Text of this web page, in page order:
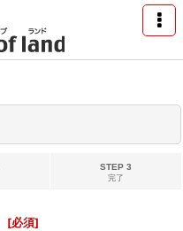
STEP 3
完了
[必須]